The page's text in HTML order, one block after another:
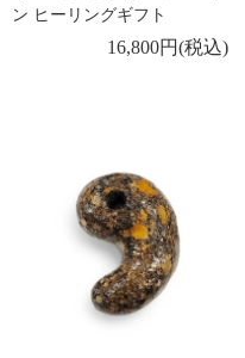
ン ヒーリングギフト
16,800円(税込)